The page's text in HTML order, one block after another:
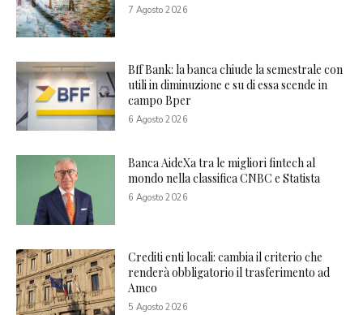
7 Agosto 2026
Bff Bank: la banca chiude la semestrale con
utili in diminuzione e su di essa scende in
campo Bper
6 Agosto 2026
Banca AideXa tra le migliori fintech al
mondo nella classifica CNBC e Statista
6 Agosto 2026
Crediti enti locali: cambia il criterio che
renderà obbligatorio il trasferimento ad
Amco
5 Agosto 2026